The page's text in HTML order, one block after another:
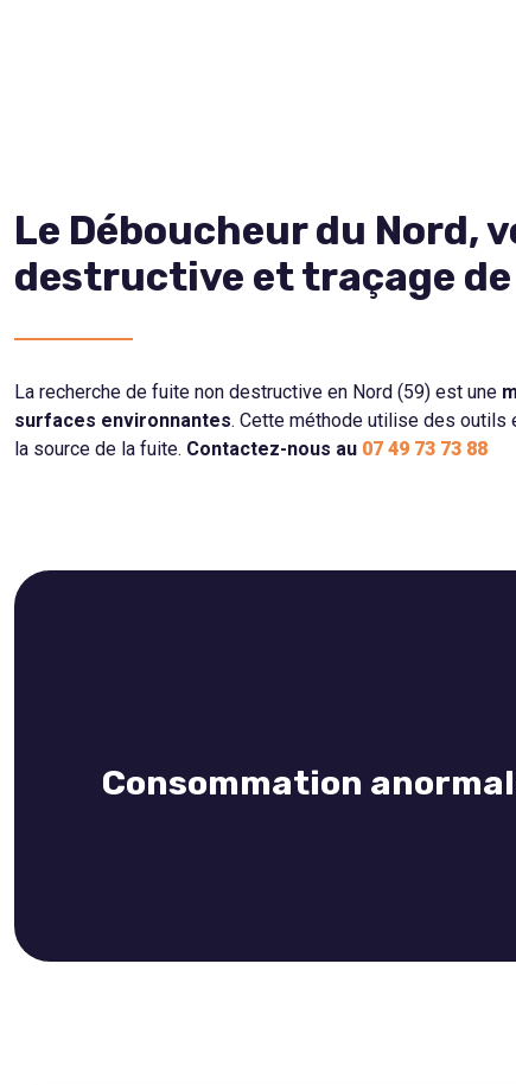
Le Déboucheur du Nord,
destructive et traçage de
La recherche de fuite non destructive en Nord (59) est une
surfaces environnantes. Cette méthode utilise des outils
la source de la fuite. Contactez-nous au 07 49 73 73 88
Consommation